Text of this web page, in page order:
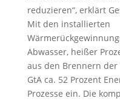
reduzieren“, erklärt
Mit den installierten
Abwasser, heißer
aus den Brennern
GtA ca. 52 Prozent
Prozesse ein. Die